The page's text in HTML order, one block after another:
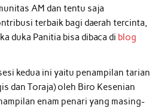
AM dan tentu saja
terbaik bagi daerah tercinta,
duka Panitia bisa dibaca di blog
kedua ini yaitu penampilan tarian
dan Toraja) oleh Biro Kesenian
enam penari yang masing-